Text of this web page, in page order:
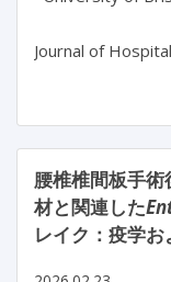
腰椎椎間板手
材と関連した
レイク：疫学